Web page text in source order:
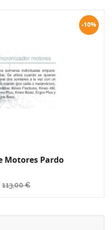
-10%
Motores Pardo
113,00 €